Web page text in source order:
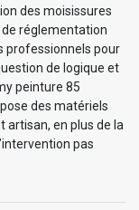
des moisissures
de réglementation
professionnels pour
de logique et
peinture 85
des matériels
artisan, en plus de la
pas